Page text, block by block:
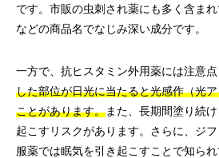
です。市販の虫刺され薬にも多く含ま
などの商品名でなじみ深い成分です。
一方で、抗ヒスタミン外用薬には注意点
した部位が日光に当たると光感作（光
ことがあります。また、長期間塗り続
起こすリスクがあります。さらに、ジ
服薬では眠気を引き起こすことで知られ